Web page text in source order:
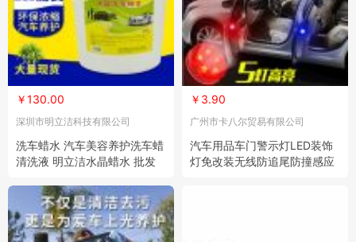
￥130.00
深圳市明立洁科技有限公司
洗车蜡水 汽车美容养护洗车蜡
清洗液 明立洁水晶蜡水 批发
￥3.90
广州市卡八尔贸易有限公司
汽车用品车门警示灯LED装饰
灯免改装无线防追尾防撞感应